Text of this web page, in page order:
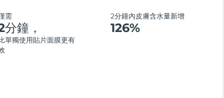
需
分鐘，
單獨使用貼片面膜更有
2分鐘內皮膚含水量新增
126%